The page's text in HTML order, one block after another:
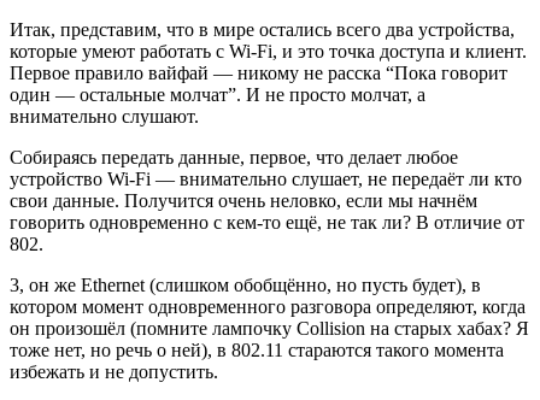
Итак, представим, что в мире остались всего два устройства,
которые умеют работать с Wi-Fi, и это точка доступа и клиент.
Первое правило вайфай — никому не расска “Пока говорит
один — остальные молчат”. И не просто молчат, а
внимательно слушают.
Собираясь передать данные, первое, что делает любое
устройство Wi-Fi — внимательно слушает, не передаёт ли кто
свои данные. Получится очень неловко, если мы начнём
говорить одновременно с кем-то ещё, не так ли? В отличие от
802.
3, он же Ethernet (слишком обобщённо, но пусть будет), в
котором момент одновременного разговора определяют, когда
он произошёл (помните лампочку Collision на старых хабах? Я
тоже нет, но речь о ней), в 802.11 стараются такого момента
избежать и не допустить.